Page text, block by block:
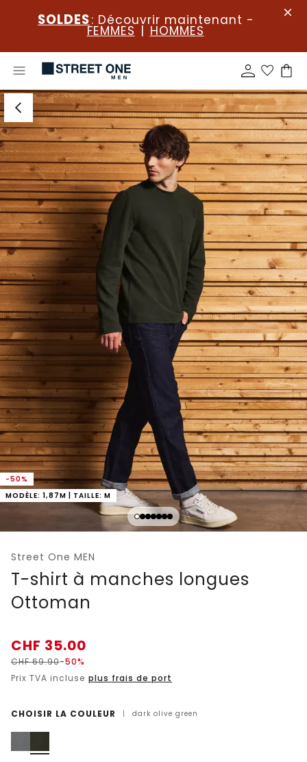
SOLDES: Découvrir maintenant -
FEMMES | HOMMES
-50%
MODÈLE: 1,87M | TAILLE: M
Street One MEN
T-shirt à manches longues
Ottoman
CHF 35.00
CHF69.90-50%
Prix TVA incluse plus frais de port
CHOISIR LA COULEUR | dark olive green